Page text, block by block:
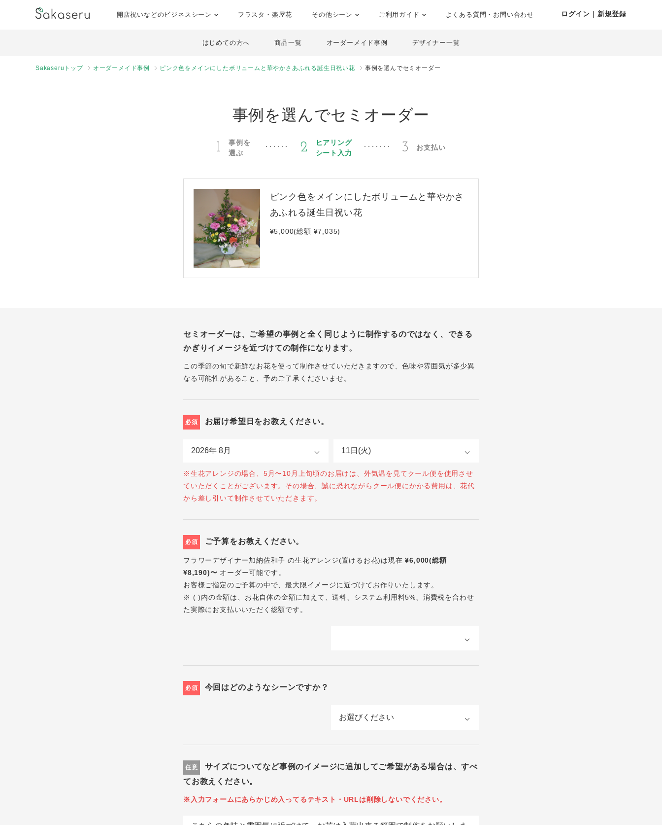
開店祝いなどのビジネスシーン フラスタ・楽屋花 その他シーン ご利用ガイド よくある質問・お問い合わせ ログイン｜新規登録
はじめての方へ 商品一覧 オーダーメイド事例 デザイナー一覧
Sakaseruトップ オーダーメイド事例 ピンク色をメインにしたボリュームと華やかさあふれる誕生日祝い花 事例を選んでセミオーダー
事例を選んでセミオーダー
1
事例を
選ぶ
2
ヒアリング
シート入力
3 お支払い
ピンク色をメインにしたボリュームと華やかさ
あふれる誕生日祝い花
¥5,000(総額 ¥7,035)
セミオーダーは、ご希望の事例と全く同じように制作するのではなく、できる
かぎりイメージを近づけての制作になります。
この季節の旬で新鮮なお花を使って制作させていただきますので、色味や雰囲気が多少異
なる可能性があること、予めご了承くださいませ。
必須 お届け希望日をお教えください。
※生花アレンジの場合、5月〜10月上旬頃のお届けは、外気温を見てクール便を使用させ
ていただくことがございます。その場合、誠に恐れながらクール便にかかる費用は、花代
から差し引いて制作させていただきます。
必須 ご予算をお教えください。
フラワーデザイナー加納佐和子 の生花アレンジ(置けるお花)は現在¥6,000(総額
¥8,190)〜 オーダー可能です。
お客様ご指定のご予算の中で、最大限イメージに近づけてお作りいたします。
※ ( )内の金額は、お花自体の金額に加えて、送料、システム利用料5%、消費税を合わせ
た実際にお支払いいただく総額です。
必須 今回はどのようなシーンですか？
任意
サイズについてなど事例のイメージに追加してご希望がある場合は、すべ
てお教えください。
※入力フォームにあらかじめ入ってるテキスト・URLは削除しないでください。